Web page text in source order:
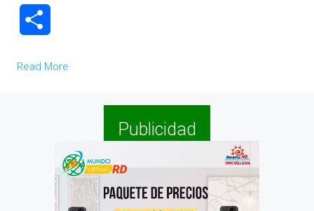
Read More
Publicidad